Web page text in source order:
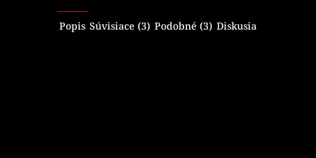
Popis Súvisiace (3) Podobné (3) Diskusia